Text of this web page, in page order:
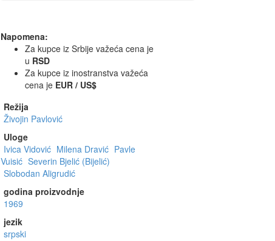
Napomena:
Za kupce iz Srbije važeća cena je
u RSD
Za kupce iz inostranstva važeća
cena je EUR / US$
Režija
Živojin Pavlović
Uloge
Ivica Vidović Milena Dravić Pavle
Vuisić Severin Bjelić (Bijelić)
Slobodan Aligrudić
godina proizvodnje
1969
jezik
srpski